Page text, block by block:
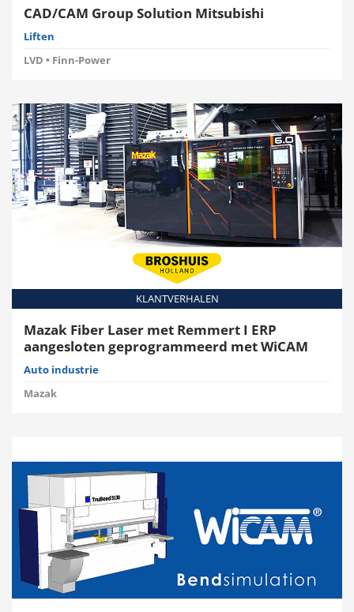
CAD/CAM Group Solution Mitsubishi
Liften
LVD • Finn-Power
KLANTVERHALEN
Mazak Fiber Laser met Remmert I ERP
aangesloten geprogrammeerd met WiCAM
Auto industrie
Mazak